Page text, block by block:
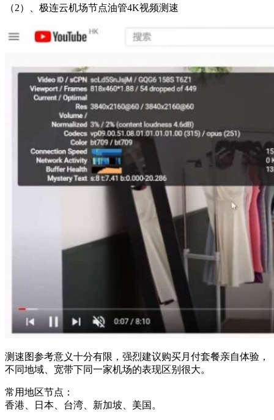
（2）、极连云机场节点油管4K视频测速
测速图参考意义十分有限，强烈建议购买月付套餐亲自体验，
不同地域、宽带下同一家机场的表现区别很大。
常用地区节点：
香港、日本、台湾、新加坡、美国。